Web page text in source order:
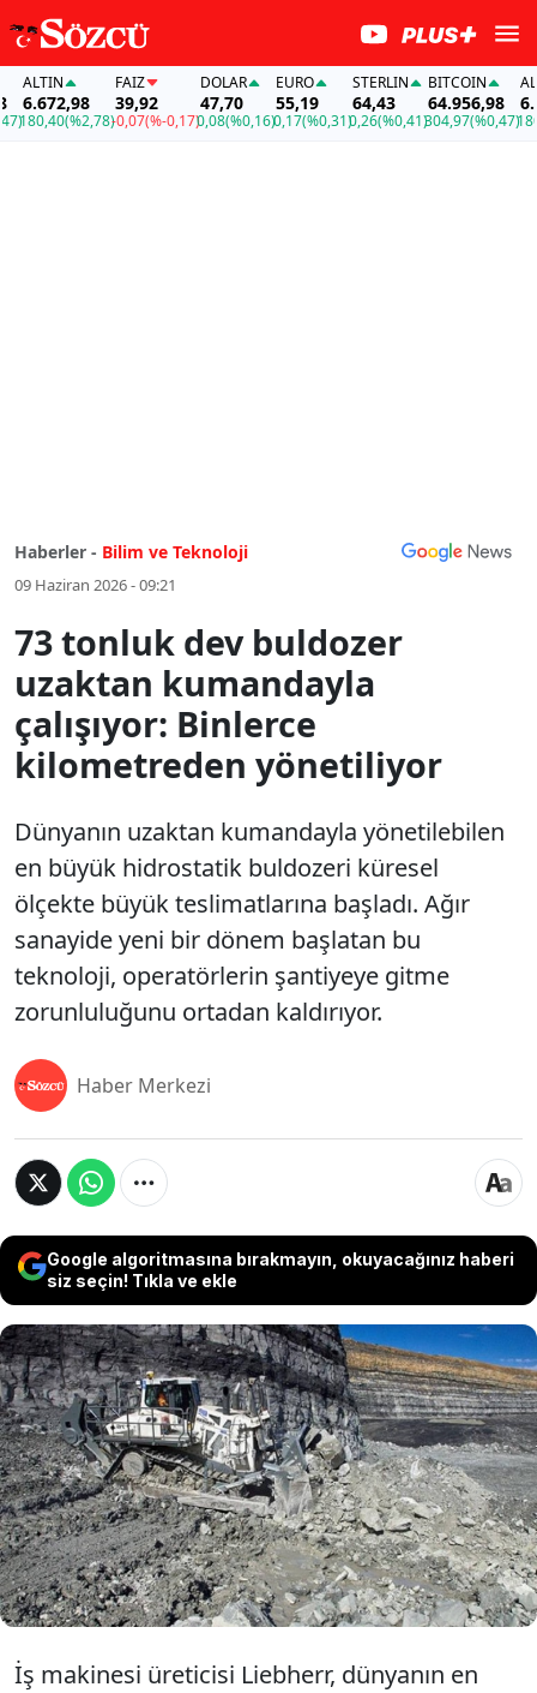
ALTIN
6.672,98
180,40(%2,78)
FAİZ
39,92
-0,07(%-0,17)
DOLAR
47,70
0,08(%0,16)
EURO
55,19
0,17(%0,31)
STERLIN
64,43
0,26(%0,41)
BITCOIN
64.956,98
304,97(%0,47)
Haberler - Bilim ve Teknoloji
09 Haziran 2026 - 09:21
73 tonluk dev buldozer
uzaktan kumandayla
çalışıyor: Binlerce
kilometreden yönetiliyor
Dünyanın uzaktan kumandayla yönetilebilen
en büyük hidrostatik buldozeri küresel
ölçekte büyük teslimatlarına başladı. Ağır
sanayide yeni bir dönem başlatan bu
teknoloji, operatörlerin şantiyeye gitme
zorunluluğunu ortadan kaldırıyor.
Haber Merkezi
Google algoritmasına bırakmayın, okuyacağınız haberi
siz seçin! Tıkla ve ekle
Dünyanın uzaktan kumandayla yönetilebilen
en büyük hidrostatik buldozeri küresel ölçekte
büyük teslimatlarına başladı. Ağır sanayide yeni
bir dönem başlatan bu teknoloji, operatörlerin
şantiyeye gitme zorunluluğunu ortadan
kaldırıyor.
İş makinesi üreticisi Liebherr, dünyanın en